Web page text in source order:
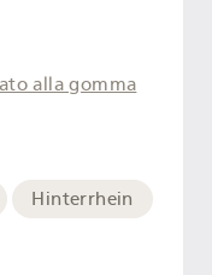
alla gomma
Hinterrhein